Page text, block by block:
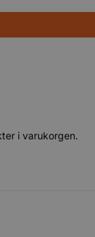
i varukorgen.